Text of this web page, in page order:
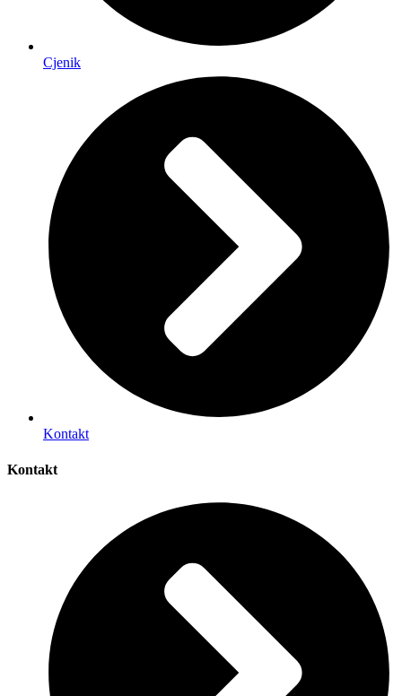
Cjenik
Kontakt
Kontakt